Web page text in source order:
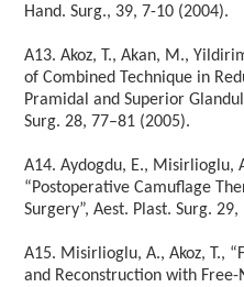
Hand. Surg., 39, 7-10 (2004).
A13. Akoz, T., Akan, M.,
of Combined Technique in
Pramidal and Superior
Surg. 28, 77–81 (2005).
A14. Aydogdu, E., Misirlioglu,
“Postoperative Camuflage
Surgery”, Aest. Plast. Surg.
A15. Misirlioglu, A., Akoz, T.,
and Reconstruction with